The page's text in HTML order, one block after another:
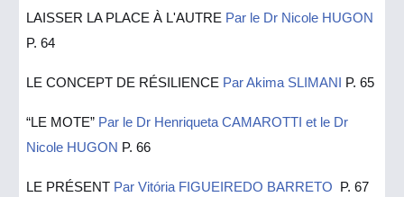
LAISSER LA PLACE À L'AUTRE Par le Dr Nicole HUGON
P. 64
LE CONCEPT DE RÉSILIENCE Par Akima SLIMANI P.65
“LE MOTE” Par le Dr Henriqueta CAMAROTTI et le Dr
Nicole HUGON P.66
LE PRÉSENT Par Vitória FIGUEIREDO BARRETO P. 67